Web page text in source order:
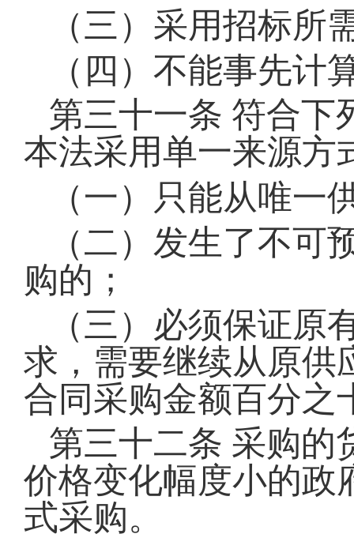
（三）采用招标所
（四）不能事先计
第三十一条 符合下
本法采用单一来源方
（一）只能从唯一
（二）发生了不
购的；
（三）必须保证原
求，需要继续从原供
合同采购金额百分之
第三十二条 采购的
价格变化幅度小的政
式采购。